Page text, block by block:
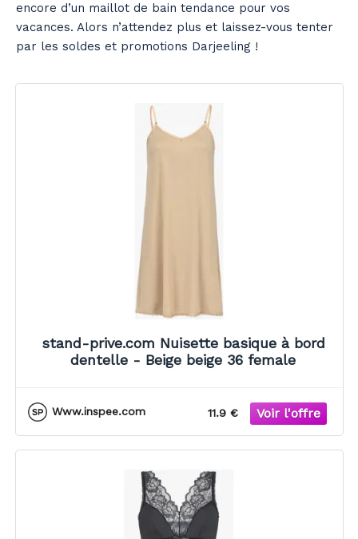
encore d’un maillot de bain tendance pour vos
vacances. Alors n’attendez plus et laissez-vous tenter
par les soldes et promotions Darjeeling !
stand-prive.com Nuisette basique à bord
dentelle - Beige beige 36 female
Www.inspee.com 11.9 €